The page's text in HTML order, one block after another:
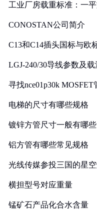
工业厂房载重标准：一
CONOSTAN公司简介
C13和C14插头国标与欧
LGJ-240/30导线参数及
寻找nce01p30k
电梯的尺寸有哪些规格
镀锌方管尺寸一般有哪些
铝方管有哪些常见规格
光线传媒参投三国的星
横担型号对应重量
锰矿石产品化合水含量